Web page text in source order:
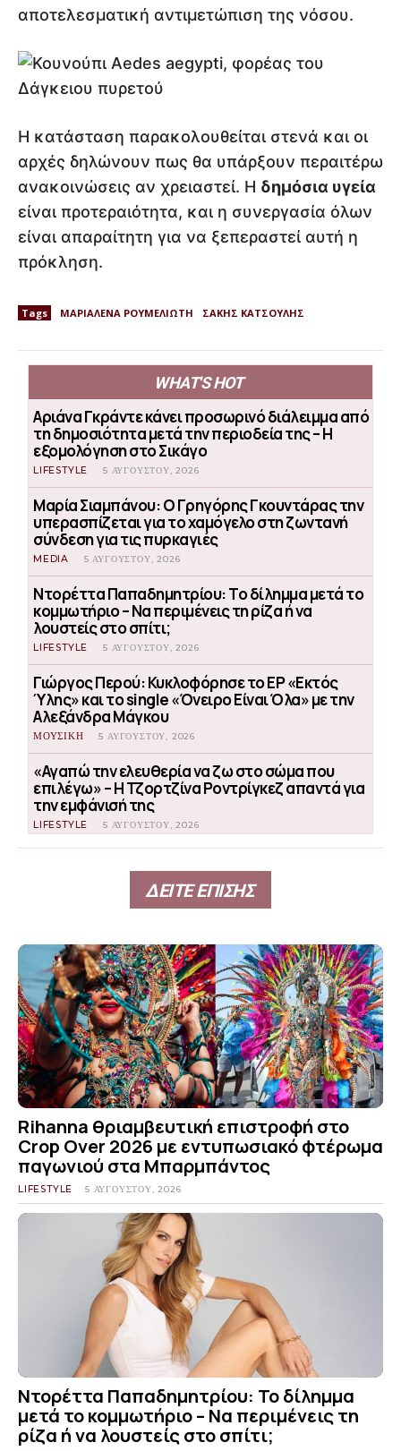
αποτελεσματική αντιμετώπιση της νόσου.
Η κατάσταση παρακολουθείται στενά και οι
αρχές δηλώνουν πως θα υπάρξουν περαιτέρω
ανακοινώσεις αν χρειαστεί. Η δημόσια υγεία
είναι προτεραιότητα, και η συνεργασία όλων
είναι απαραίτητη για να ξεπεραστεί αυτή η
πρόκληση.
Tags ΜΑΡΙΑΛΕΝΑ ΡΟΥΜΕΛΙΩΤΗ ΣΑΚΗΣ ΚΑΤΣΟΥΛΗΣ
WHAT'S HOT
Αριάνα Γκράντε κάνει προσωρινό διάλειμμα από
τη δημοσιότητα μετά την περιοδεία της – Η
εξομολόγηση στο Σικάγο
LIFESTYLE 5 ΑΥΓΟΎΣΤΟΥ, 2026
Μαρία Σιαμπάνου: Ο Γρηγόρης Γκουντάρας την
υπερασπίζεται για το χαμόγελο στη ζωντανή
σύνδεση για τις πυρκαγιές
MEDIA 5 ΑΥΓΟΎΣΤΟΥ, 2026
Ντορέττα Παπαδημητρίου: Το δίλημμα μετά το
κομμωτήριο – Να περιμένεις τη ρίζα ή να
λουστείς στο σπίτι;
LIFESTYLE 5 ΑΥΓΟΎΣΤΟΥ, 2026
Γιώργος Περού: Κυκλοφόρησε το EP «Εκτός
Ύλης» και το single «Όνειρο Είναι Όλα» με την
Αλεξάνδρα Μάγκου
ΜΟΥΣΙΚΗ 5 ΑΥΓΟΎΣΤΟΥ, 2026
«Αγαπώ την ελευθερία να ζω στο σώμα που
επιλέγω» – Η Τζορτζίνα Ροντρίγκεζ απαντά για
την εμφάνισή της
LIFESTYLE 5 ΑΥΓΟΎΣΤΟΥ, 2026
ΔΕΙΤΕ ΕΠΙΣΗΣ
Rihanna θριαμβευτική επιστροφή στο
Crop Over 2026 με εντυπωσιακό φτέρωμα
παγωνιού στα Μπαρμπάντος
LIFESTYLE 5 ΑΥΓΟΎΣΤΟΥ, 2026
Ντορέττα Παπαδημητρίου: Το δίλημμα
μετά το κομμωτήριο – Να περιμένεις τη
ρίζα ή να λουστείς στο σπίτι;